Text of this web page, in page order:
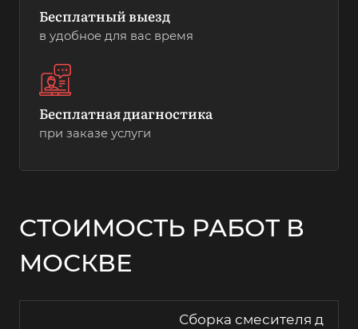
Бесплатный выезд
в удобное для вас время
Бесплатная диагностика
при заказе услуги
СТОИМОСТЬ РАБОТ В
МОСКВЕ
Сборка смесителя д